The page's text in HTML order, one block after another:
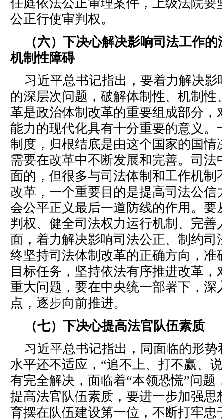
任庭依法公正审理案件，上级法院
公正行使审判权。
（六）下决心解决影响司法工作
机制性障碍
习近平总书记指出，要着力解决
的深层次问题，破解体制性、机制
革是政治体制改革的重要组成部分
能力的现代化具有十分重要的意义
制度，归根结底是由这个国家的国
需要在改革中不断发展和完善。司
面的，但很多与司法体制和工作机
改革，一个重要目的是提高司法公
会公平正义最后一道防线的作用。
判权、健全司法权力运行机制、完
面，着力解决影响司法公正、制约
终坚持司法体制改革的正确方向，
目标任务，坚持依法有序推进改革
重大问题，要在中央统一部署下，
点，逐步向前推进。
（七）下决心提高法官队伍素质
习近平总书记指出，同面临的形
水平还不适应，“追不上、打不赢、
有完全解决，面临着“本领恐慌”问
提高法官队伍素质，要进一步加强
育摆在队伍建设第一位，不断打牢